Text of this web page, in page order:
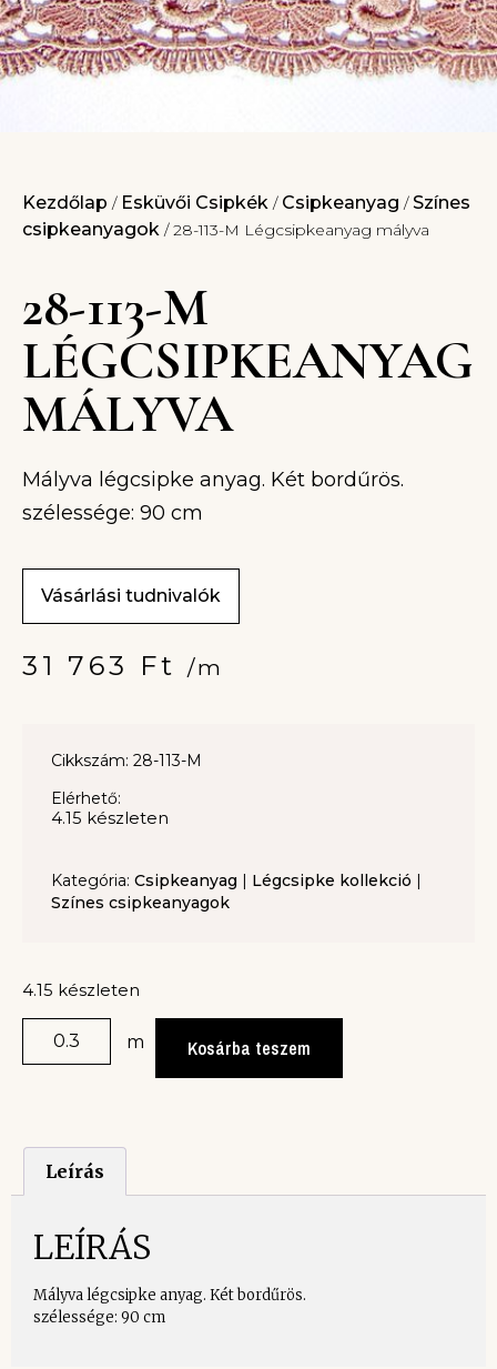
Kezdőlap / Esküvői Csipkék / Csipkeanyag /Színes
csipkeanyagok / 28-113-M Légcsipkeanyag mályva
28-113-M
LÉGCSIPKEANYAG
MÁLYVA
Mályva légcsipke anyag. Két bordűrös.
szélessége: 90 cm
Vásárlási tudnivalók
31 763 Ft /m
Cikkszám: 28-113-M
Elérhető:
4.15 készleten
Kategória: Csipkeanyag | Légcsipke kollekció |
Színes csipkeanyagok
4.15 készleten
m Kosárba teszem
Leírás
LEÍRÁS
Mályva légcsipke anyag. Két bordűrös.
szélessége: 90 cm